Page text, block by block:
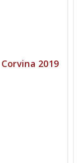
2019